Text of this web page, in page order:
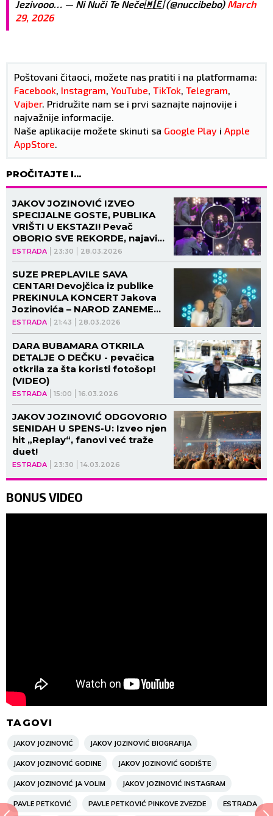
Jezivooo… — Ni Nuči Te Neče🇲🇪 (@nuccibebo) March
29, 2026
Poštovani čitaoci, možete nas pratiti i na platformama:
Facebook, Instagram, YouTube, TikTok, Telegram,
Vajber. Pridružite nam se i prvi saznajte najnovije i
najvažnije informacije.
Naše aplikacije možete skinuti sa Google Play i Apple
AppStore.
PROČITAJTE I...
ESTRADA 23:30 28.03.2026
JAKOV JOZINOVIĆ IZVEO
SPECIJALNE GOSTE, PUBLIKA
VRIŠTI U EKSTAZI! Pevač
OBORIO SVE REKORDE, najavio
OSMI UZASTOPNI KONCERT!
(VIDEO)
ESTRADA 21:43 28.03.2026
SUZE PREPLAVILE SAVA
CENTAR! Devojčica iz publike
PREKINULA KONCERT Jakova
Jozinovića – NAROD ZANEMEO
OD PRIZORA! (VIDEO)
ESTRADA 15:00 16.03.2026
DARA BUBAMARA OTKRILA
DETALJE O DEČKU - pevačica
otkrila za šta koristi fotošop!
(VIDEO)
ESTRADA 23:30 14.03.2026
JAKOV JOZINOVIĆ ODGOVORIO
SENIDAH U SPENS-U: Izveo njen
hit „Replay“, fanovi već traže
duet!
BONUS VIDEO
TAGOVI
JAKOV JOZINOVIĆ JAKOV JOZINOVIĆ BIOGRAFIJA
JAKOV JOZINOVIĆ GODINE JAKOV JOZINOVIĆ GODIŠTE
JAKOV JOZINOVIĆ JA VOLIM JAKOV JOZINOVIĆ INSTAGRAM
PAVLE PETKOVIĆ PAVLE PETKOVIĆ PINKOVE ZVEZDE ESTRADA